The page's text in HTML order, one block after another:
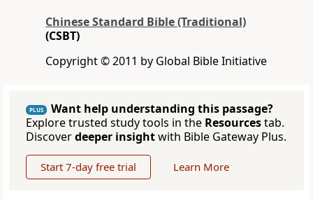
Chinese Standard Bible (Traditional)
(CSBT)
Copyright © 2011 by Global Bible Initiative
PLUS
Want help understanding this passage?
Explore trusted study tools in the Resourcestab.
Discoverdeeper insightwith Bible Gateway Plus.
Start 7-day free trial Learn More